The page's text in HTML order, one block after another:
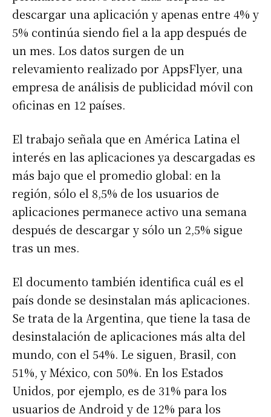
descargar una aplicación y apenas entre 4% y
5% continúa siendo fiel a la app después de
un mes. Los datos surgen de un
relevamiento realizado por AppsFlyer, una
empresa de análisis de publicidad móvil con
oficinas en 12 países.
El trabajo señala que en América Latina el
interés en las aplicaciones ya descargadas es
más bajo que el promedio global: en la
región, sólo el 8,5% de los usuarios de
aplicaciones permanece activo una semana
después de descargar y sólo un 2,5% sigue
tras un mes.
El documento también identifica cuál es el
país donde se desinstalan más aplicaciones.
Se trata de la Argentina, que tiene la tasa de
desinstalación de aplicaciones más alta del
mundo, con el 54%. Le siguen, Brasil, con
51%, y México, con 50%. En los Estados
Unidos, por ejemplo, es de 31% para los
usuarios de Android y de 12% para los